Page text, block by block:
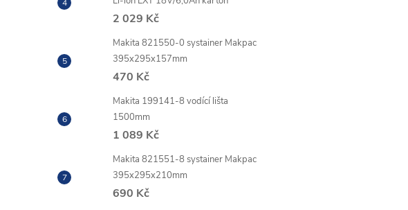
2 029 Kč
Makita 821550-0 systainer Makpac
395x295x157mm
470 Kč
Makita 199141-8 vodící lišta
1500mm
1 089 Kč
Makita 821551-8 systainer Makpac
395x295x210mm
690 Kč